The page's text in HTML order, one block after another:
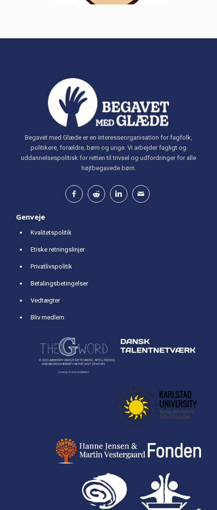
Begavet med Glæde er en interesseorganisation for fagfolk,
politikere, forældre, børn og unge. Vi arbejder fagligt og
uddannelsespolitisk for retten til trivsel og udfordringer for alle
højtbegavede børn.
Genveje
Kvalitetspolitik
Etiske retningslinjer
Privatlivspolitik
Betalingsbetingelser
Vedtægter
Bliv medlem